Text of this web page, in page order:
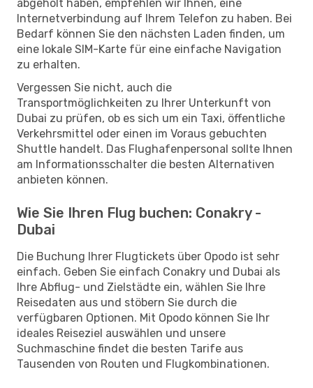
abgeholt haben, empfehlen wir Ihnen, eine
Internetverbindung auf Ihrem Telefon zu haben. Bei
Bedarf können Sie den nächsten Laden finden, um
eine lokale SIM-Karte für eine einfache Navigation
zu erhalten.
Vergessen Sie nicht, auch die
Transportmöglichkeiten zu Ihrer Unterkunft von
Dubai zu prüfen, ob es sich um ein Taxi, öffentliche
Verkehrsmittel oder einen im Voraus gebuchten
Shuttle handelt. Das Flughafenpersonal sollte Ihnen
am Informationsschalter die besten Alternativen
anbieten können.
Wie Sie Ihren Flug buchen: Conakry -
Dubai
Die Buchung Ihrer Flugtickets über Opodo ist sehr
einfach. Geben Sie einfach Conakry und Dubai als
Ihre Abflug- und Zielstädte ein, wählen Sie Ihre
Reisedaten aus und stöbern Sie durch die
verfügbaren Optionen. Mit Opodo können Sie Ihr
ideales Reiseziel auswählen und unsere
Suchmaschine findet die besten Tarife aus
Tausenden von Routen und Flugkombinationen.